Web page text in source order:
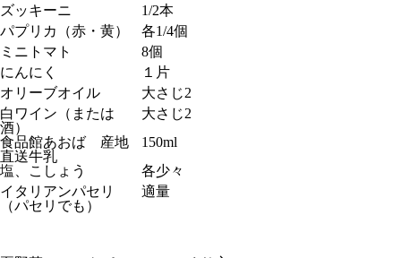
ズッキーニ
1/2本
パプリカ（赤・黄）
各1/4個
ミニトマト
8個
にんにく
１片
オリーブオイル
大さじ2
白ワイン（または
酒）
大さじ2
食品館あおば 産地
直送牛乳
150ml
塩、こしょう
各少々
イタリアンパセリ
（パセリでも）
適量